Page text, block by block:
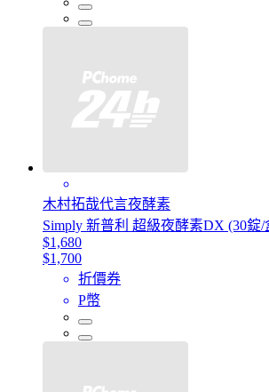
木村拓哉代言夜酵素
Simply 新普利 超級夜酵素DX (30錠/
$1,680
$1,700
折價券
P幣